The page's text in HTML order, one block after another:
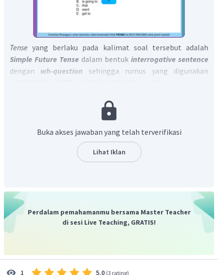
Tenseyang berlaku pada kalimat soal tersebut adalah
Simple Future Tense dalam bentuk interrogative sentence
dengan wh-question sehingga rumus yang digunakan
Buka akses jawaban yang telah terverifikasi
Lihat Iklan
Perdalam pemahamanmu bersama Master Teacher
di sesi Live Teaching, GRATIS!
1 5.0 (3 rating)